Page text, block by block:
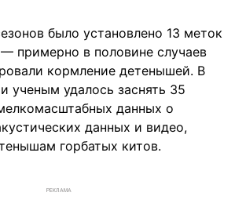
было установлено 13 меток
примерно в половине случаев
кормление детенышей. В
ученым удалось заснять 35
данных о
данных и видео,
горбатых китов.
РЕКЛАМА